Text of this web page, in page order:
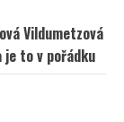
Vildumetzová
to v pořádku